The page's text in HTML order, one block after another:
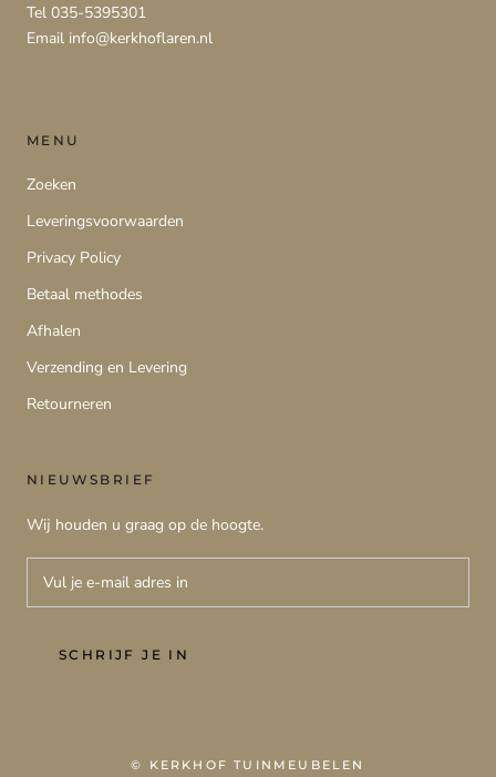
Tel 035-5395301
Email info@kerkhoflaren.nl
MENU
Zoeken
Leveringsvoorwaarden
Privacy Policy
Betaal methodes
Afhalen
Verzending en Levering
Retourneren
NIEUWSBRIEF
Wij houden u graag op de hoogte.
SCHRIJF JE IN
© KERKHOF TUINMEUBELEN